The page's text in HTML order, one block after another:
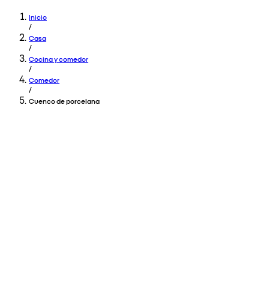
Inicio
/
Casa
/
Cocina y comedor
/
Comedor
/
Cuenco de porcelana